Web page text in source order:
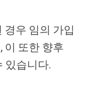
경우 임의 가입
이 또한 향후
있습니다.